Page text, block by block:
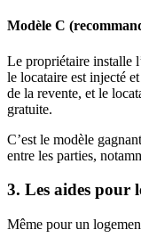
Modèle C
Le propriétaire installe
le locataire est injecté
de la revente, et le
gratuite.
C’est le modèle
entre les parties,
3. Les aides pour
Même pour un